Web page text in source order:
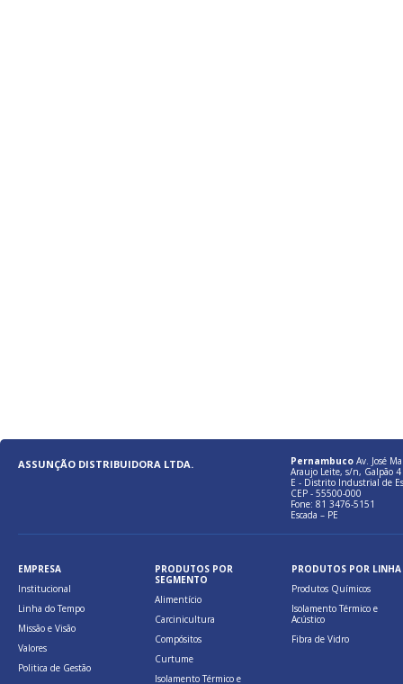
ASSUNÇÃO DISTRIBUIDORA LTDA. Pernambuco Av. José
Araujo Leite, s/n, Galpão 4
E - Distrito Industrial de
CEP - 55500-000
Fone: 81 3476-5151
Escada – PE
EMPRESA
Institucional
Linha do Tempo
Missão e Visão
Valores
Politica de Gestão
PRODUTOS POR
SEGMENTO
Alimentício
Carcinicultura
Compósitos
Curtume
Isolamento Térmico e
PRODUTOS POR LINHA
Produtos Químicos
Isolamento Térmico e
Acústico
Fibra de Vidro